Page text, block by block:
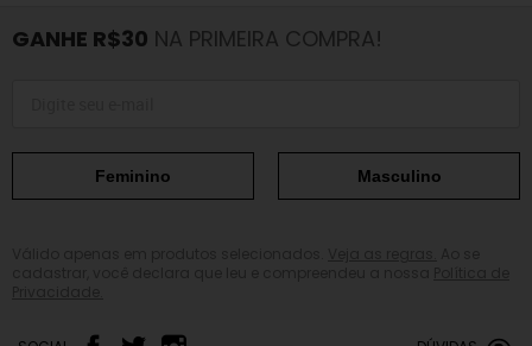
GANHE R$30 NA PRIMEIRA COMPRA!
Feminino Masculino